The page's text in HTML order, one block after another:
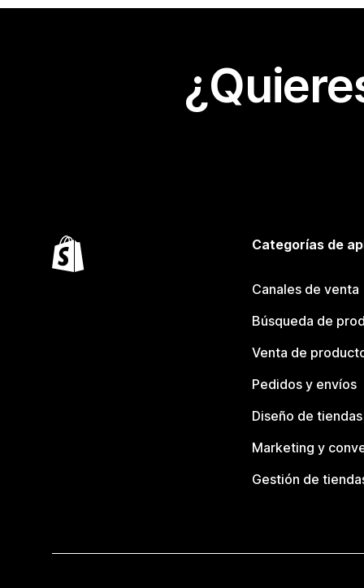
Categorías de
Canales de venta
Búsqueda de
Venta de
Pedidos y envíos
Diseño de tiendas
Marketing y
Gestión de